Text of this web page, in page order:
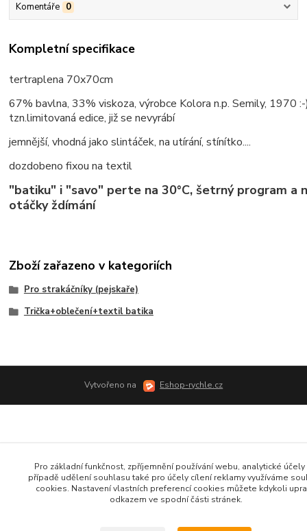
Komentáře 0
Kompletní specifikace
tertraplena 70x70cm
67% bavlna, 33% viskoza, výrobce Kolora n.p. Semily, 1970
tzn.limitovaná edice, již se nevyrábí
jemnější, vhodná jako slintáček, na utírání, stínítko....
dozdobeno fixou na textil
"batiku" i "savo" perte na 30°C, šetrný program a
otáčky ždímání
Zboží zařazeno v kategoriích
Pro strakáčníky (pejskaře)
Trička+oblečení+textil batika
Vytvořeno na Eshop-rychle.cz
Pro základní funkčnost, zpříjemnění používání webu, analytické účely
případě udělení souhlasu také pro účely cílení reklamy využíváme
cookies. Nastavení vlastních preferencí cookies můžete kdykoli
odkazem ve spodní části stránek.